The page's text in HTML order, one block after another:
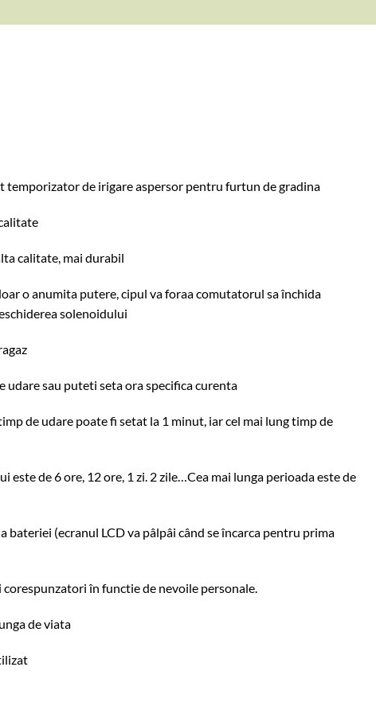
temporizator de irigare aspersor pentru furtun de gradina
calitate, mai durabil
o anumita putere, cipul va foraa comutatorul sa închida
solenoidului
udare sau puteti seta ora specifica curenta
de udare poate fi setat la 1 minut, iar cel mai lung timp de
este de 6 ore, 12 ore, 1 zi. 2 zile…Cea mai lunga perioada este de
bateriei (ecranul LCD va pâlpâi când se încarca pentru prima
corespunzatori în functie de nevoile personale.
de viata